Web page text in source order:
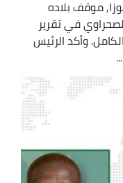
موقف بلاده
في تقرير
وأكد الرئيس